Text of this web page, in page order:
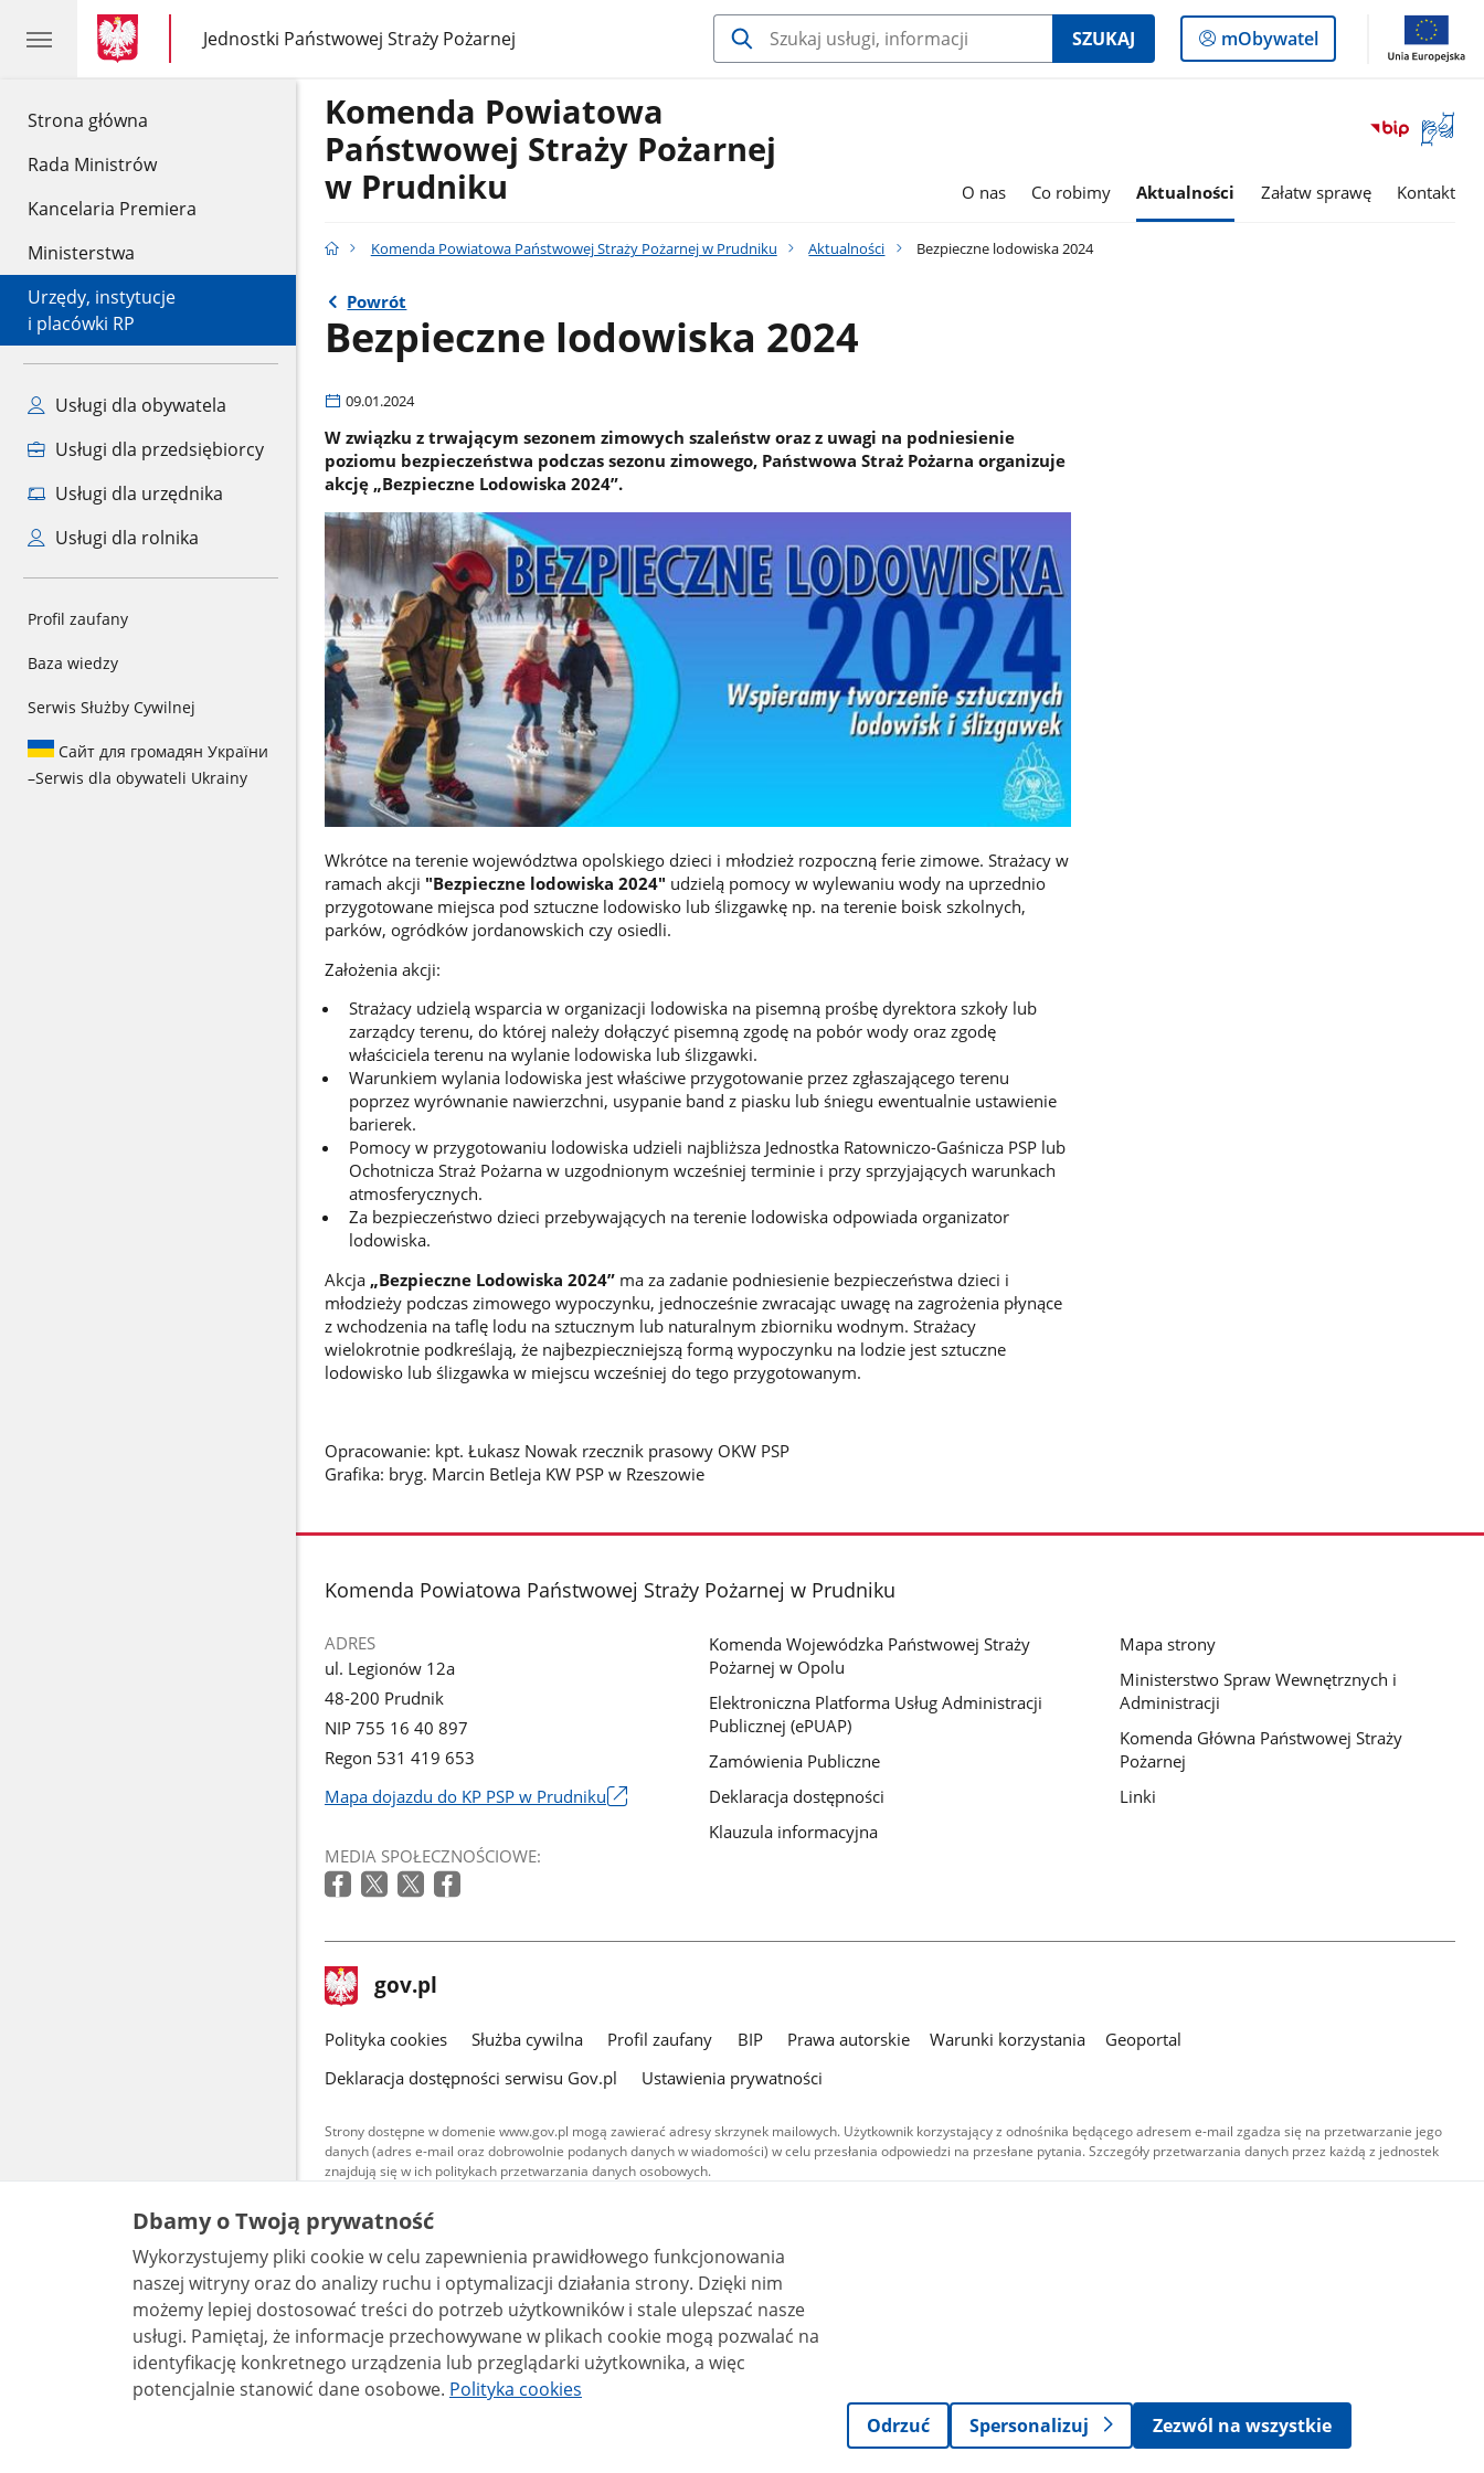
Strona główna
Rada Ministrów
Kancelaria Premiera
Ministerstwa
Urzędy, instytucje
i placówki RP
Usługi dla obywatela
Usługi dla przedsiębiorcy
Usługi dla urzędnika
Usługi dla rolnika
Profil zaufany
Baza wiedzy
Serwis Służby Cywilnej
Сайт для громадян України
–Serwis dla obywateli Ukrainy
gov.pl
gov.pl
Jednostki Państwowej Straży Pożarnej
gov.pl
Jednostki
Państwowej
SZUKAJ
Logowanie
do
mObywatel
Otwórz
okno
Komenda Powiatowa
Państwowej Straży Pożarnej
w Prudniku
O nas Co robimy Aktualności Załatw sprawę Kontakt
Komenda Powiatowa Państwowej Straży Pożarnej w Prudniku Aktualności Bezpieczne lodowiska 2024
Powrót
Bezpieczne lodowiska 2024
09.01.2024
W związku z trwającym sezonem zimowych szaleństw oraz z uwagi na podniesienie
poziomu bezpieczeństwa podczas sezonu zimowego, Państwowa Straż Pożarna organizuje
akcję „Bezpieczne Lodowiska 2024”.
Wkrótce na terenie województwa opolskiego dzieci i młodzież rozpoczną ferie zimowe. Strażacy w
ramach akcji "Bezpieczne lodowiska 2024" udzielą pomocy w wylewaniu wody na uprzednio
przygotowane miejsca pod sztuczne lodowisko lub ślizgawkę np. na terenie boisk szkolnych,
parków, ogródków jordanowskich czy osiedli.
Założenia akcji:
Strażacy udzielą wsparcia w organizacji lodowiska na pisemną prośbę dyrektora szkoły lub
zarządcy terenu, do której należy dołączyć pisemną zgodę na pobór wody oraz zgodę
właściciela terenu na wylanie lodowiska lub ślizgawki.
Warunkiem wylania lodowiska jest właściwe przygotowanie przez zgłaszającego terenu
poprzez wyrównanie nawierzchni, usypanie band z piasku lub śniegu ewentualnie ustawienie
barierek.
Pomocy w przygotowaniu lodowiska udzieli najbliższa Jednostka Ratowniczo-Gaśnicza PSP lub
Ochotnicza Straż Pożarna w uzgodnionym wcześniej terminie i przy sprzyjających warunkach
atmosferycznych.
Za bezpieczeństwo dzieci przebywających na terenie lodowiska odpowiada organizator
lodowiska.
Akcja „Bezpieczne Lodowiska 2024”ma za zadanie podniesienie bezpieczeństwa dzieci i
młodzieży podczas zimowego wypoczynku, jednocześnie zwracając uwagę na zagrożenia płynące
z wchodzenia na taflę lodu na sztucznym lub naturalnym zbiorniku wodnym. Strażacy
wielokrotnie podkreślają, że najbezpieczniejszą formą wypoczynku na lodzie jest sztuczne
lodowisko lub ślizgawka w miejscu wcześniej do tego przygotowanym.
Opracowanie: kpt. Łukasz Nowak rzecznik prasowy OKW PSP
Grafika: bryg. Marcin Betleja KW PSP w Rzeszowie
stopka
Komenda Powiatowa Państwowej Straży Pożarnej w Prudniku
ADRES
ul. Legionów 12a
48-200 Prudnik
NIP 755 16 40 897
Regon 531 419 653
Mapa dojazdu do KP PSP w Prudniku
się
w
MEDIA SPOŁECZNOŚCIOWE:
Komenda Wojewódzka Państwowej Straży
Pożarnej w Opolu
Elektroniczna Platforma Usług Administracji
Publicznej (ePUAP)
Zamówienia Publiczne
Deklaracja dostępności
Klauzula informacyjna
Mapa strony
Ministerstwo Spraw Wewnętrznych i
Administracji
Komenda Główna Państwowej Straży
Pożarnej
Linki
stopka
gov.pl Strona
gov.pl
gov.pl
Polityka cookies Służba cywilna Profil zaufany BIP Prawa autorskie Warunki korzystania
Geoportal
Deklaracja dostępności serwisu Gov.pl
Ustawienia prywatności
Strony dostępne w domenie www.gov.pl mogą zawierać adresy skrzynek mailowych. Użytkownik korzystający z odnośnika będącego adresem e-mail zgadza się na przetwarzanie jego
danych (adres e-mail oraz dobrowolnie podanych danych w wiadomości) w celu przesłania odpowiedzi na przesłane pytania. Szczegóły przetwarzania danych przez każdą z jednostek
znajdują się w ich politykach przetwarzania danych osobowych.
Treści tekstowe publikowane w serwisie (z wyłączeniem treści audiowizualnych), są
udostępniane na licencji typu Creative Commons: uznanie autorstwa - na tych samych
warunkach 4.0 (CC BY-SA 4.0). Materiały audiowizualne, w tym zdjęcia, materiały audio i wideo,
są udostępniane na licencji typu Creative Commons: uznanie autorstwa użycie niekomercyjne -
bez utworów zależnych 4.0 (CC BY-NC-ND 4.0), o ile nie jest to stwierdzone inaczej.
Dbamy o Twoją prywatność
Wykorzystujemy pliki cookie w celu zapewnienia prawidłowego funkcjonowania
naszej witryny oraz do analizy ruchu i optymalizacji działania strony. Dzięki nim
możemy lepiej dostosować treści do potrzeb użytkowników i stale ulepszać nasze
usługi. Pamiętaj, że informacje przechowywane w plikach cookie mogą pozwalać na
identyfikację konkretnego urządzenia lub przeglądarki użytkownika, a więc
potencjalnie stanowić dane osobowe. Polityka cookies
Odrzuć
Spersonalizuj Zezwól na wszystkie